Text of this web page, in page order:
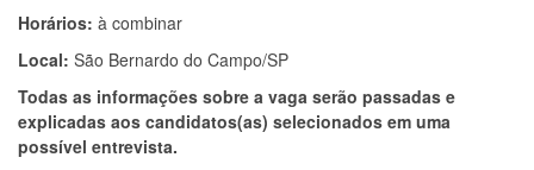
Horários: à combinar
Local: São Bernardo do Campo/SP
Todas as informações sobre a vaga serão passadas e
explicadas aos candidatos(as) selecionados em uma
possível entrevista.